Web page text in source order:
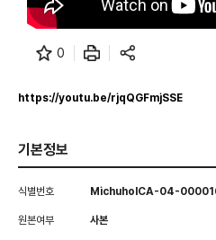
0
https://youtu.be/rjqQGFmjSSE
기본정보
식별번호 MichuholCA-04-
원본여부 사본